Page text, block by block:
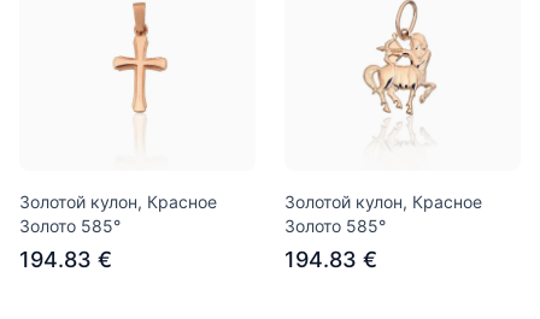
Золотой кулон, Красное
Золото 585°
194.83 €
Золотой кулон, Красное
Золото 585°
194.83 €